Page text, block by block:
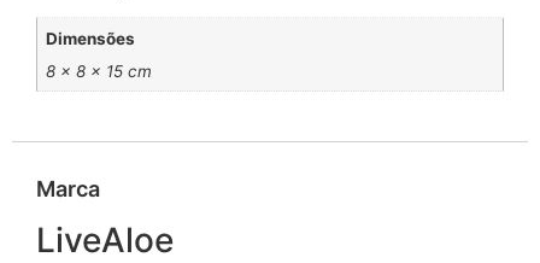
Dimensões
8 × 8 × 15 cm
Marca
LiveAloe